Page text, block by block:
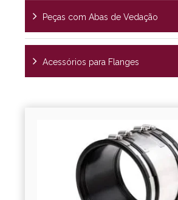
Peças com Abas de Vedação
Acessórios para Flanges